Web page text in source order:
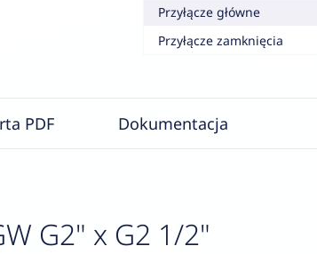
Przyłącze główne
Przyłącze zamknięcia
PDF Dokumentacja
G2" x G2 1/2"